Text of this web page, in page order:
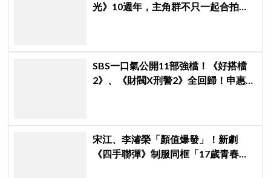
光》10週年，主角群不只一起合拍畫
SBS一口氣公開11部強檔！《好搭檔
2》、《財閥X刑警2》全回歸！申惠
宋江、李濬榮「顏值爆發」！新劇
《四手聯彈》制服同框「17歲青春神